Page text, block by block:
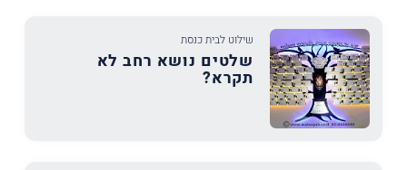
שילוט לבית כנסת
שלטים נושא רחב לא
תקרא?